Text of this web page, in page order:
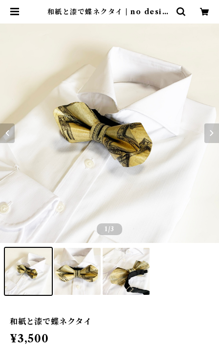
和紙と漆で蝶ネクタイ | no design
1 /3
和紙と漆で蝶ネクタイ
¥3,500